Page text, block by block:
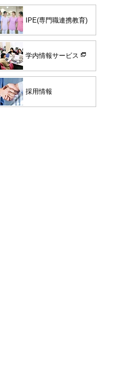
IPE(専門職連携教育)
学内情報サービス
採用情報